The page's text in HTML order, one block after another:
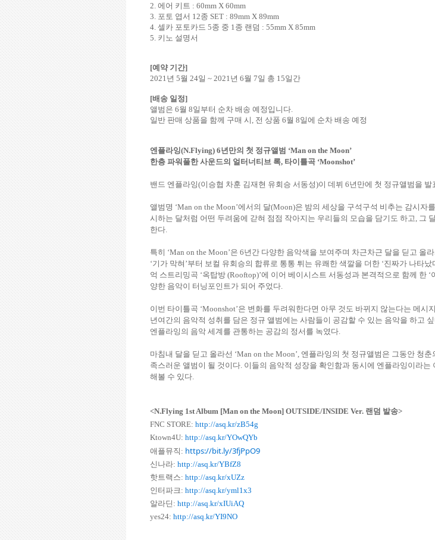
2. 에어 키트 : 60mm X 60mm
3. 포토 엽서 12종 SET : 89mm X 89mm
4. 셀카 포토카드 5종 중 1 종 랜덤 : 55mm X 85mm
5. 키노 설명서
[예약 기간]
2021 년 5월 24일 ~ 2021 년 6월 7일 총 15일간
[배송 일정]
앨범은 6월 8일부터 순차 배송 예정입니다
일반 판매 상품을 함께 구매 시 전 상품 6월 8일에 순차 배송 예정
엔플라잉(N.Flying) 6년만의 첫 정규앨범 ‘Man on the Moon’
한층 파워풀한 사운드의 얼터너티브 록, 타이틀곡 ‘Moonshot’
밴드 엔플라잉(이승협 차훈 김재현 유회승 서동성)이 데뷔 6년만에 첫 정규앨범을 발
앨범명 ‘Man on the Moon’에서의 달(Moon)은 밤의 세상을 구석구석 비추는 감시자
시하는 달처럼 어떤 두려움에 갇혀 점점 작아지는 우리들의 모습을 담기도 하고
그
한다
특히 ‘Man on the Moon’은 6년간 다양한 음악색을 보여주며 차근차근 달을 딛고 올
‘기가 막혀 ’부터 보컬 유회승의 합류로 통통 튀는 유쾌한 색깔을 더한 ‘진짜가 나타났
억 스트리밍곡 ‘옥탑방 (Rooftop)’에 이어 베이시스트 서동성과 본격적으로 함께 한 ‘
양한 음악이 터닝포인트가 되어 주었다
이번 타이틀곡 ‘Moonshot’은 변화를 두려워한다면 아무 것도 바뀌지 않는다는 메시
년여간의 음악적 성취를 담은 정규 앨범에는 사람들이 공감할 수 있는 음악을 하고
엔플라잉의 음악 세계를 관통하는 공감의 정서를 녹였다
마침내 달을 딛고 올라선 ‘Man on the Moon’, 엔플라잉의 첫 정규앨범은 그동안 청
족스러운 앨범이 될 것이다 이들의 음악적 성장을 확인함과 동시에 엔플라잉이라
해볼 수 있다
<N.Flying 1st Album [Man on the Moon] OUTSIDE/INSIDE Ver. 랜덤 발송>
FNC STORE: http://asq.kr/zB54g
Ktown4U: http://asq.kr/YOwQYb
애플뮤직: https://bit.ly/3fjPpO9
신나라: http://asq.kr/YBfZ8
핫트랙스: http://asq.kr/xUZz
인터파크: http://asq.kr/yml1x3
알라딘: http://asq.kr/xIUiAQ
yes24: http://asq.kr/YI9NO